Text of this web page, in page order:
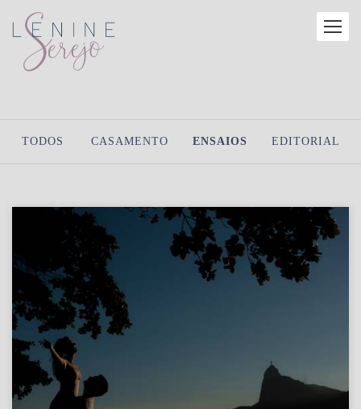
TODOS CASAMENTO ENSAIOS EDITORIAL